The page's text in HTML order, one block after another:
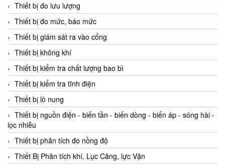
Thiết bị đo lưu lượng
Thiết bị đo mức, báo mức
Thiết bị giám sát ra vào cổng
Thiết bị không khí
Thiết bị kiểm tra chất lượng bao bì
Thiết bị kiểm tra tĩnh điện
Thiết bị lò nung
Thiết bị nguồn điện - biến tần - biến dòng - biến áp - sóng hài -
lọc nhiễu
Thiết bị phân tích đo nồng độ
Thiết Bị Phân tích khí, Lục Căng, lực Vặn